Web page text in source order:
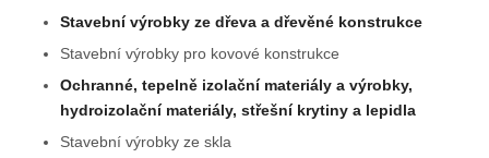
Stavební výrobky ze dřeva a dřevěné konstrukce
Stavební výrobky pro kovové konstrukce
Ochranné, tepelně izolační materiály a výrobky,
hydroizolační materiály, střešní krytiny a lepidla
Stavební výrobky ze skla